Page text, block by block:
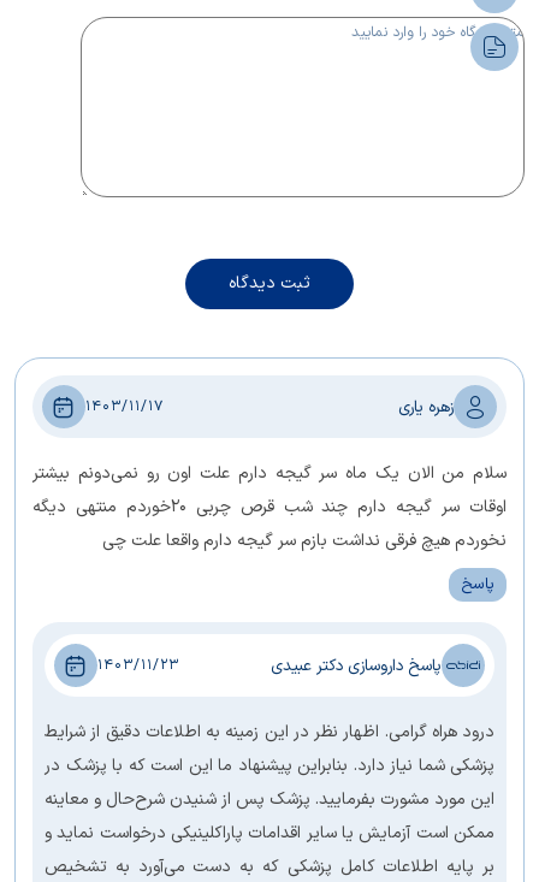
ثبت دیدگاه
زهره یاری 1403/11/17
سلام من الان یک ماه سر گیجه دارم علت اون رو نمی‌دونم بیشتر
اوقات سر گیجه دارم چند شب قرص چربی 20خوردم منتهی دیگه
نخوردم هیچ فرقی نداشت بازم سر گیجه دارم واقعا علت چی
پاسخ
پاسخ داروسازی دکتر عبیدی 1403/11/23
درود هراه گرامی. اظهار نظر در این زمینه به اطلاعات دقیق از شرایط
پزشکی شما نیاز دارد. بنابراین پیشنهاد ما این است که با پزشک در
این مورد مشورت بفرمایید. پزشک پس از شنیدن شرح‌حال و معاینه
ممکن است آزمایش یا سایر اقدامات پاراکلینیکی درخواست نماید و
بر پایه اطلاعات کامل پزشکی که به دست می‌آورد به تشخیص